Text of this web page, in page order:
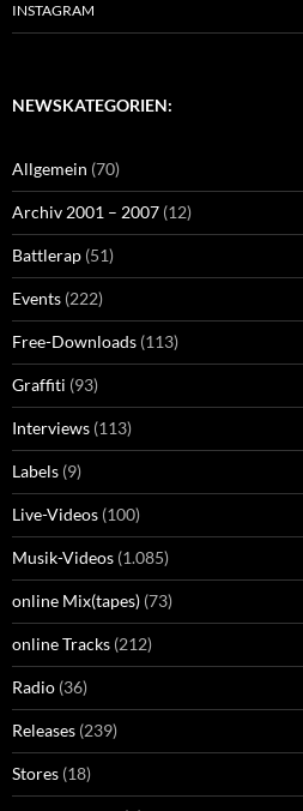
INSTAGRAM
NEWSKATEGORIEN:
Allgemein (70)
Archiv 2001 – 2007 (12)
Battlerap (51)
Events (222)
Free-Downloads (113)
Graffiti (93)
Interviews (113)
Labels (9)
Live-Videos (100)
Musik-Videos (1.085)
online Mix(tapes) (73)
online Tracks (212)
Radio (36)
Releases (239)
Stores (18)